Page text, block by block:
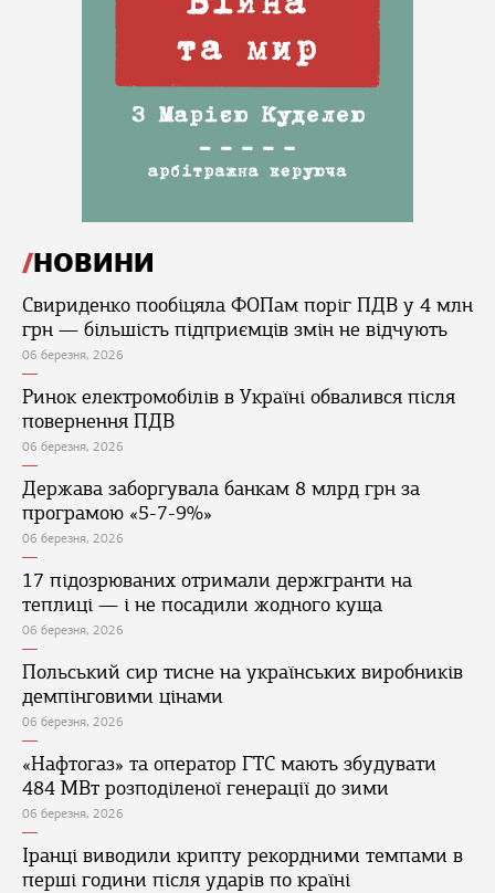
НОВИНИ
Свириденко пообіцяла ФОПам поріг ПДВ у 4 млн
грн — більшість підприємців змін не відчують
06 березня, 2026
Ринок електромобілів в Україні обвалився після
повернення ПДВ
06 березня, 2026
Держава заборгувала банкам 8 млрд грн за
програмою «5-7-9%»
06 березня, 2026
17 підозрюваних отримали держгранти на
теплиці — і не посадили жодного куща
06 березня, 2026
Польський сир тисне на українських виробників
демпінговими цінами
06 березня, 2026
«Нафтогаз» та оператор ГТС мають збудувати
484 МВт розподіленої генерації до зими
06 березня, 2026
Іранці виводили крипту рекордними темпами в
перші години після ударів по країні